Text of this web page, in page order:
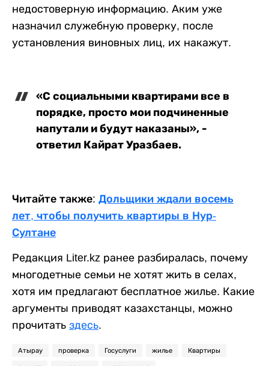
недостоверную информацию. Аким уже
назначил служебную проверку, после
установления виновных лиц, их накажут.
«С социальными квартирами все в
порядке, просто мои подчиненные
напутали и будут наказаны», -
ответил Кайрат Уразбаев.
Читайте также: Дольщики ждали восемь
лет, чтобы получить квартиры в Нур-
Султане
Редакция Liter.kz ранее разбиралась, почему
многодетные семьи не хотят жить в селах,
хотя им предлагают бесплатное жилье. Какие
аргументы приводят казахстанцы, можно
прочитать здесь.
Атырау проверка Госуслуги жилье Квартиры